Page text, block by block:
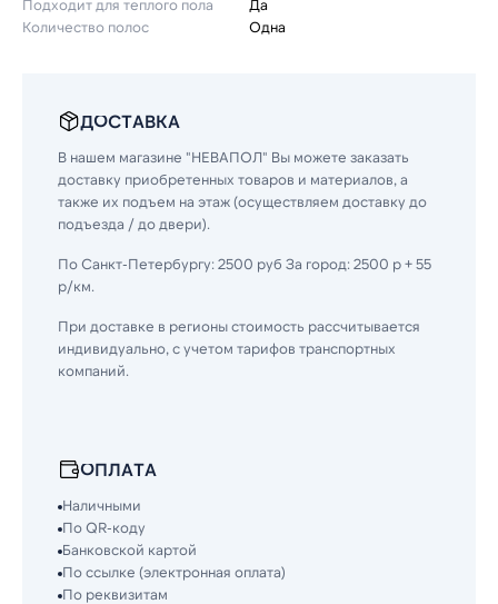
Подходит для теплого пола
Да
Количество полос
Одна
ДОСТАВКА
В нашем магазине "НЕВАПОЛ" Вы можете заказать
доставку приобретенных товаров и материалов, а
также их подъем на этаж (осуществляем доставку до
подъезда / до двери).
По Санкт-Петербургу: 2500 руб За город: 2500 р + 55
р/км.
При доставке в регионы стоимость рассчитывается
индивидуально, с учетом тарифов транспортных
компаний.
ОПЛАТА
Наличными
По QR-коду
Банковской картой
По ссылке (электронная оплата)
По реквизитам